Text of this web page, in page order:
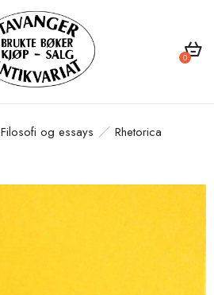
0
Filosofi og essays
Rhetorica